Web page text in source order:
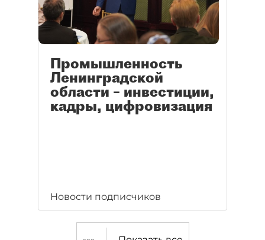
Промышленность
Ленинградской
области – инвестиции,
кадры, цифровизация
Новости подписчиков